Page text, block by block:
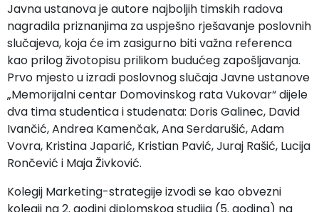
Javna ustanova je autore najboljih timskih radova
nagradila priznanjima za uspješno rješavanje poslovnih
slučajeva, koja će im zasigurno biti važna referenca
kao prilog životopisu prilikom budućeg zapošljavanja.
Prvo mjesto u izradi poslovnog slučaja Javne ustanove
„Memorijalni centar Domovinskog rata Vukovar“ dijele
dva tima studentica i studenata: Doris Galinec, David
Ivančić, Andrea Kamenčak, Ana Serdarušić, Adam
Vovra, Kristina Japarić, Kristian Pavić, Juraj Rašić, Lucija
Rončević i Maja Živković.
Kolegij Marketing-strategije izvodi se kao obvezni